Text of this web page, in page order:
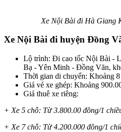
Xe Nội Bài đi Hà Giang
Xe Nội Bài đi huyện Đồng
Lộ trình: Đi cao tốc Nội Bài -
Bạ - Yên Minh - Đồng Văn,
Thời gian di chuyển: Khoảng
Giá vé xe ghép: Khoảng
Giá thuê xe riêng:
+ Xe 5 chỗ: Từ 3.800.00 đồng/1
+ Xe 7 chỗ: Từ 4.200.000 đồng/1